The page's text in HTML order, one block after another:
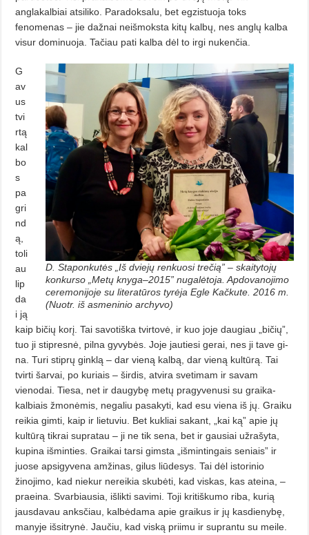
anglakalbiai atsiliko. Para­doksalu, bet egzistuoja toks
fenomenas – jie dažnai neišmoksta kitų kal­bų, nes anglų kalba
visur dominuoja. Tačiau pati kalba dėl to irgi nuken­čia.
D. Staponkutės „Iš dviejų renkuosi trečią” – skaitytojų
konkurso „Metų knyga–2015” nugalėtoja. Apdovanojimo
ceremonijoje su literatūros tyrėja Egle Kačkute. 2016 m.
(Nuotr. iš asmeninio archyvo)
G
av
us
tvi
rtą
kal
bo
s
pa
gri
nd
ą,
toli
au
lip
da
i ją
kaip bičių korį. Tai sa­vo­tiška tvirtovė, ir kuo joje daugiau „bičių”,
tuo ji stipresnė, pilna gyvybės. Joje jautiesi gerai, nes ji tave gi­
na. Turi stiprų ginklą – dar vieną kal­bą, dar vieną kultūrą. Tai
tvirti šarvai, po kuriais – širdis, atvira svetimam ir savam
vienodai. Tiesa, net ir daugybę metų pragyvenusi su grai­ka­­
kalbiais žmonėmis, negaliu pasa­ky­ti, kad esu viena iš jų. Graiku
rei­kia gimti, kaip ir lietuviu. Bet kukliai sakant, „kai ką” apie jų
kultūrą tik­rai supratau – ji ne tik sena, bet ir gausiai užrašyta,
kupina išminties. Graikai tarsi gimsta „išmintingais seniais” ir
juose apsigyvena amžinas, gilus liūdesys. Tai dėl istorinio
žinojimo, kad niekur nereikia skubėti, kad viskas, kas ateina, –
praeina. Svarbiausia, išlikti savimi. Toji kritiškumo riba, kurią
jausdavau anks­čiau, kalbėdama apie graikus ir jų kasdienybę,
manyje išsitrynė. Jau­čiu, kad viską priimu ir suprantu su meile.